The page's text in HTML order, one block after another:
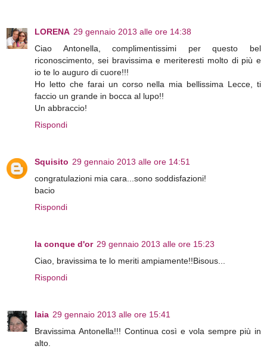
LORENA 29 gennaio 2013 alle ore 14:38
Ciao Antonella, complimentissimi per questo bel
riconoscimento, sei bravissima e meriteresti molto di più e
io te lo auguro di cuore!!!
Ho letto che farai un corso nella mia bellissima Lecce, ti
faccio un grande in bocca al lupo!!
Un abbraccio!
Rispondi
Squisito 29 gennaio 2013 alle ore 14:51
congratulazioni mia cara...sono soddisfazioni!
bacio
Rispondi
la conque d'or 29 gennaio 2013 alle ore 15:23
Ciao, bravissima te lo meriti ampiamente!!Bisous...
Rispondi
Iaia 29 gennaio 2013 alle ore 15:41
Bravissima Antonella!!! Continua così e vola sempre più in
alto.